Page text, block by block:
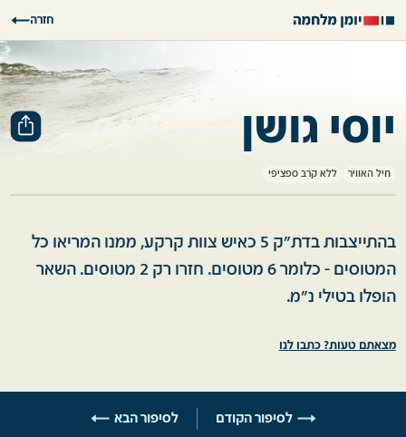
חזרה
יוסי גושן
חיל האוויר ללא קרב ספציפי
בהתייצבות בדת"ק 5 כאיש צוות קרקע, ממנו המריאו כל
המטוסים - כלומר 6 מטוסים. חזרו רק 2 מטוסים. השאר
הופלו בטילי נ"מ.
מצאתם טעות? כתבו לנו
לסיפור הקודם לסיפור הבא